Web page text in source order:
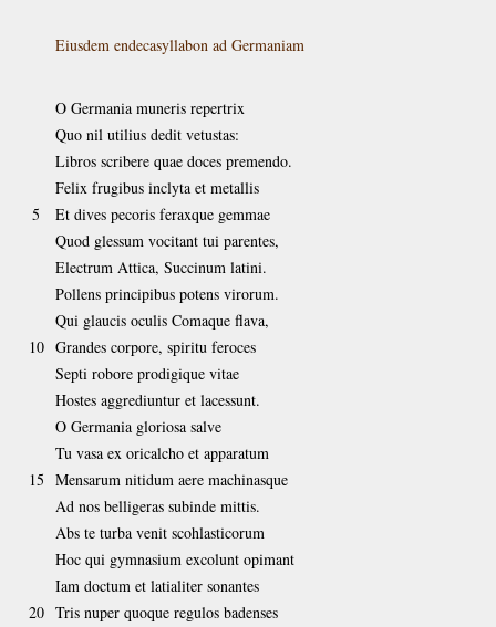
Eiusdem endecasyllabon ad Germaniam
O Germania muneris repertrix
Quo nil utilius dedit vetustas:
Libros scribere quae doces premendo.
Felix frugibus inclyta et metallis
5
Et dives pecoris feraxque gemmae
Quod glessum vocitant tui parentes,
Electrum Attica, Succinum latini.
Pollens principibus potens virorum.
Qui glaucis oculis Comaque flava,
10 Grandes corpore, spiritu feroces
Septi robore prodigique vitae
Hostes aggrediuntur et lacessunt.
O Germania gloriosa salve
Tu vasa ex oricalcho et apparatum
15 Mensarum nitidum aere machinasque
Ad nos belligeras subinde mittis.
Abs te turba venit scohlasticorum
Hoc qui gymnasium excolunt opimant
Iam doctum et latialiter sonantes
20 Tris nuper quoque regulos badenses